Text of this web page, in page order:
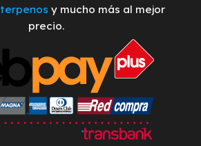
terpenos y mucho más al mejor
precio.